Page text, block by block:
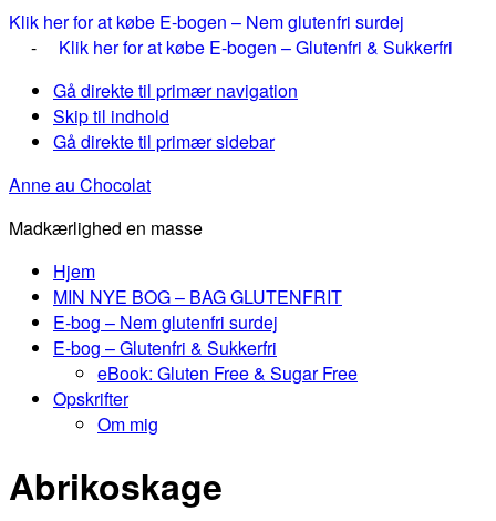
Klik her for at købe E-bogen – Nem glutenfri surdej
- Klik her for at købe E-bogen – Glutenfri & Sukkerfri
Gå direkte til primær navigation
Skip til indhold
Gå direkte til primær sidebar
Anne au Chocolat
Madkærlighed en masse
Hjem
MIN NYE BOG – BAG GLUTENFRIT
E-bog – Nem glutenfri surdej
E-bog – Glutenfri & Sukkerfri
eBook: Gluten Free & Sugar Free
Opskrifter
Om mig
Abrikoskage